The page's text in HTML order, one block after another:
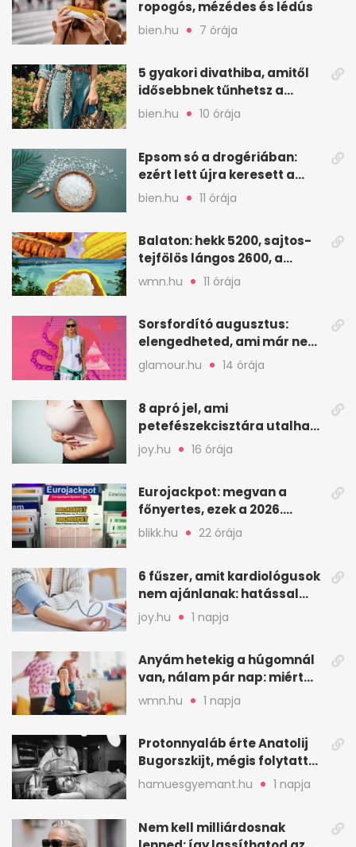
ropogós, mézédes és lédús
bien.hu 7 órája
5 gyakori divathiba, amitől
idősebbnek tűnhetsz a
korodnál
bien.hu 10 órája
Epsom só a drogériában:
ezért lett újra keresett a
magnézium-szulfát
bien.hu 11 órája
Balaton: hekk 5200, sajtos-
tejfölös lángos 2600, a
strandolás könnyen tízezres
wmn.hu 11 órája
Sorsfordító augusztus:
elengedheted, ami már nem
szolgál téged
glamour.hu 14 órája
8 apró jel, ami
petefészekcisztára utalhat,
és mikor érdemes orvoshoz
menni
joy.hu 16 órája
Eurojackpot: megvan a
főnyertes, ezek a 2026.
augusztus 7-i számok
blikk.hu 22 órája
6 fűszer, amit kardiológusok
nem ajánlanak: hatással
lehet a vérnyomásra
joy.hu 1 napja
Anyám hetekig a húgomnál
van, nálam pár nap: miért
fáj ennyire?
wmn.hu 1 napja
Protonnyaláb érte Anatolij
Bugorszkijt, mégis folytatta
a munkát
hamuesgyemant.hu 1 napja
Nem kell milliárdosnak